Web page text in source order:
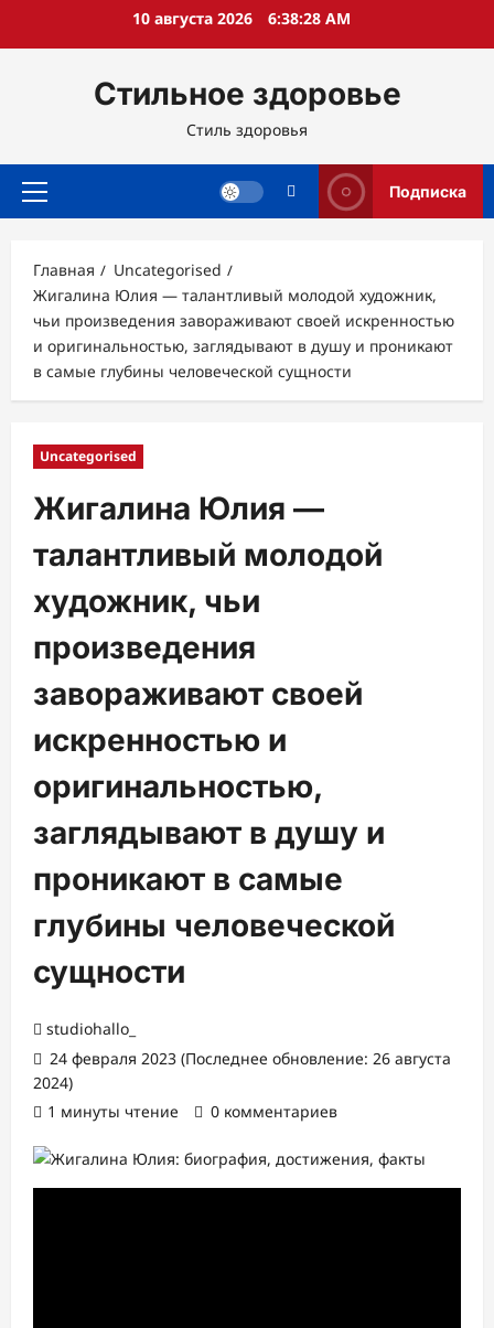
10 августа 2026 6:38:29 AM
Стильное здоровье
Стиль здоровья
Основное
Подписка
Главная
Uncategorised
Жигалина Юлия — талантливый молодой художник,
чьи произведения завораживают своей искренностью
и оригинальностью, заглядывают в душу и проникают
в самые глубины человеческой сущности
Uncategorised
Жигалина Юлия —
талантливый молодой
художник, чьи
произведения
завораживают своей
искренностью и
оригинальностью,
заглядывают в душу и
проникают в самые
глубины человеческой
сущности
studiohallo_
24 февраля 2023 (Последнее обновление: 26 августа
2024)
1 минуты чтение
0 комментариев